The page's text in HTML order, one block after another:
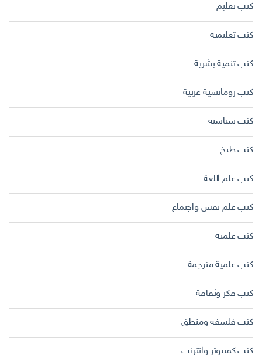
كتب تعليم
كتب تعليمية
كتب تنمية بشرية
كتب رومانسية عربية
كتب سياسية
كتب طبخ
كتب علم اللغة
كتب علم نفس واجتماع
كتب علمية
كتب علمية مترجمة
كتب فكر وثقافة
كتب فلسفة ومنطق
كتب كمبيوتر وانترنت